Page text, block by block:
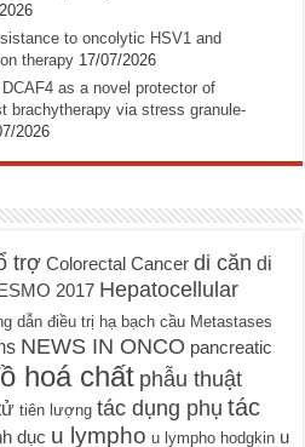
to oncolytic HSV1 and
therapy 17/07/2026
as a novel protector of
brachytherapy via stress granule-
2026
trợ Colorectal Cancer di căn di
ESMO 2017 Hepatocellular
dẫn điều trị hạ bạch cầu Metastases
NEWS IN ONCO pancreatic
hoá chất phẫu thuật
tiên lượng tác dụng phụ tác
dục u lympho u lympho hodgkin u